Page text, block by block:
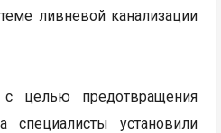
ливневой канализации
целью предотвращения
специалисты установили